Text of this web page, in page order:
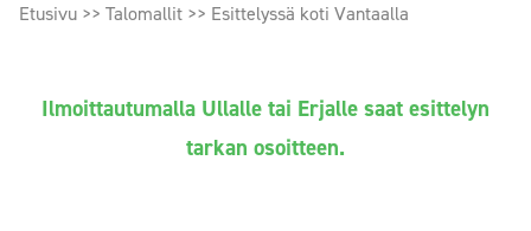
Etusivu >> Talomallit >> Esittelyssä koti Vantaalla
Ilmoittautumalla Ullalle tai Erjalle saat esittelyn
tarkan osoitteen.